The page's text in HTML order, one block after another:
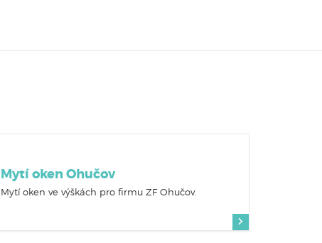
Mytí oken Ohučov
Mytí oken ve výškách pro firmu ZF Ohučov.